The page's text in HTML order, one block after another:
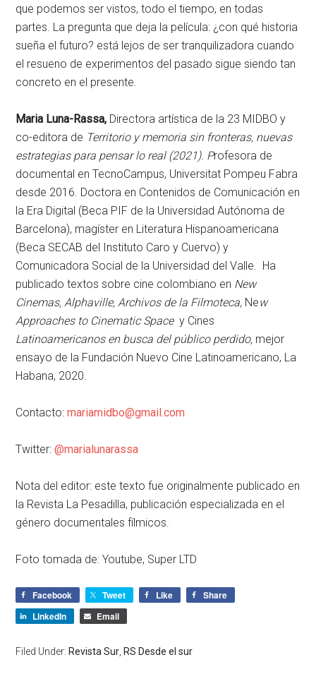
que podemos ser vistos, todo el tiempo, en todas
partes. La pregunta que deja la película: ¿con qué historia
sueña el futuro? está lejos de ser tranquilizadora cuando
el resueno de experimentos del pasado sigue siendo tan
concreto en el presente.
Maria Luna-Rassa, Directora artística de la 23 MIDBO y
co-editora de Territorio y memoria sin fronteras, nuevas
estrategias para pensar lo real (2021). Profesora de
documental en TecnoCampus, Universitat Pompeu Fabra
desde 2016. Doctora en Contenidos de Comunicación en
la Era Digital (Beca PIF de la Universidad Autónoma de
Barcelona), magíster en Literatura Hispanoamericana
(Beca SECAB del Instituto Caro y Cuervo) y
Comunicadora Social de la Universidad del Valle. Ha
publicado textos sobre cine colombiano en New
Cinemas, Alphaville, Archivos de la Filmoteca, New
Approaches to Cinematic Spacey Cines
Latinoamericanos en busca del público perdido, mejor
ensayo de la Fundación Nuevo Cine Latinoamericano, La
Habana, 2020.
Contacto:mariamidbo@gmail.com
Twitter:@marialunarassa
Nota del editor: este texto fue originalmente publicado en
la Revista La Pesadilla, publicación especializada en el
género documentales fílmicos.
Foto tomada de: Youtube, Super LTD
Facebook Tweet Like
Share
LinkedIn
Email
Filed Under: Revista Sur RS Desde el sur